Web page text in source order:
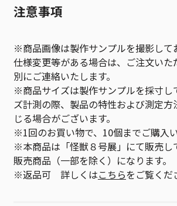
注意事項
※商品画像は製作サンプルを撮影して
仕様変更等がある場合は、ご注文いた
別にご連絡いたします。
※商品サイズは製作サンプルを採寸し
ズ計測の際、製品の特性および測定方
じる場合がございます。
※1回のお買い物で、10個までご購入い
※本商品は「怪獣８号展」にて販売し
販売商品（一部を除く）になります。
※返品可 詳しくはこちらをご覧くだ